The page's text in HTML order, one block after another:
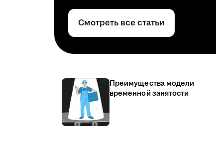
Смотреть все статьи
Преимущества модели
временной занятости